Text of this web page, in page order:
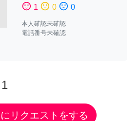
sentiment_satisfied 1 sentiment_neutral 0 sentiment_dissatisfied 0
本人確認未確認
電話番号未確認
1
リクエストをする